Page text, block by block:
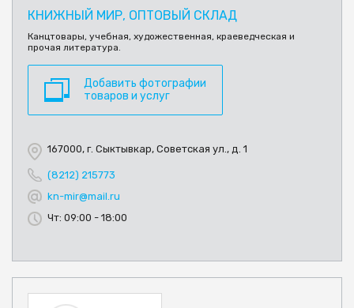
КНИЖНЫЙ МИР, ОПТОВЫЙ СКЛАД
Канцтовары, учебная, художественная, краеведческая и
прочая литература.
Добавить фотографии
товаров и услуг
167000, г. Сыктывкар, Советская ул., д. 1
(8212) 215773
kn-mir@mail.ru
Чт: 09:00 - 18:00